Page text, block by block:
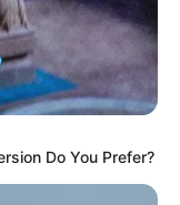
You Are Getting
Do You Prefer?